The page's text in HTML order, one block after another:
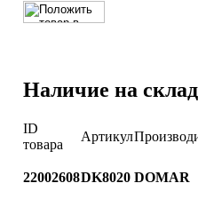
Наличие на
ID
товара
Артикул
22002608DK8020 DOMAR